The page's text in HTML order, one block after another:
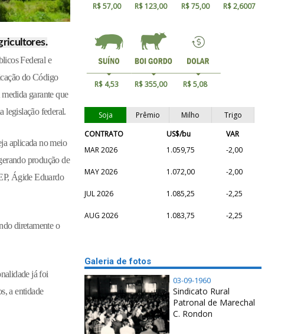
Federal e
do Código
garante que
legislação federal.
aplicada no meio
produção de
Ágide Eduardo
diretamente o
já foi
a entidade
R$ 57,00 R$ 123,00 R$ 75,00 R$ 2,6007
R$ 4,53 R$ 355,00 R$ 5,08
Soja Prêmio Milho
Trigo
CONTRATO
US$/bu
VAR
MAR 2026
1.059,75 -2,00
MAY 2026 1.072,00 -2,00
JUL 2026 1.085,25 -2,25
AUG 2026 1.083,75 -2,25
Galeria de fotos
03-09-1960
Sindicato Rural
Patronal de Marechal
C. Rondon